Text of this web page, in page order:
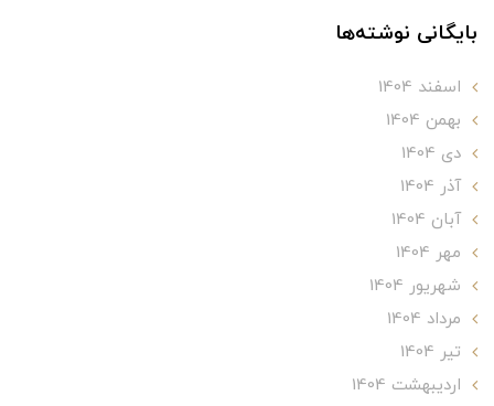
بایگانی نوشته‌ها
اسفند 1404
بهمن 1404
دی 1404
آذر 1404
آبان 1404
مهر 1404
شهریور 1404
مرداد 1404
تير 1404
ارديبهشت 1404